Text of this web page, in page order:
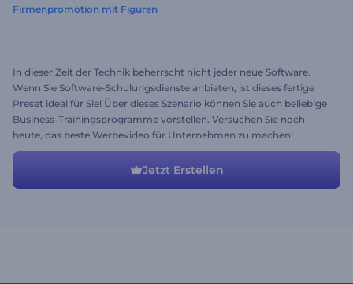
Firmenpromotion mit Figuren
In dieser Zeit der Technik beherrscht nicht jeder neue Software.
Wenn Sie Software-Schulungsdienste anbieten, ist dieses fertige
Preset ideal für Sie! Über dieses Szenario können Sie auch beliebige
Business-Trainingsprogramme vorstellen. Versuchen Sie noch
heute, das beste Werbevideo für Unternehmen zu machen!
Jetzt Erstellen